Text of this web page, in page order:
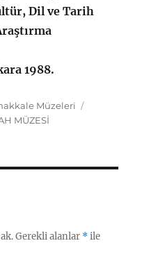
Dil ve Tarih
1988.
Müzeleri
MÜZESİ
Gerekli alanlar *ile